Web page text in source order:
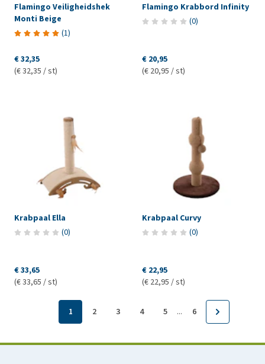
Flamingo Veiligheidshek
Monti Beige
(1)
€ 32,35
(€ 32,35 / st)
Flamingo Krabbord Infinity
(0)
€ 20,95
(€ 20,95 / st)
Krabpaal Ella
(0)
€ 33,65
(€ 33,65 / st)
Krabpaal Curvy
(0)
€ 22,95
(€ 22,95 / st)
1 2 3 4 5 ... 6